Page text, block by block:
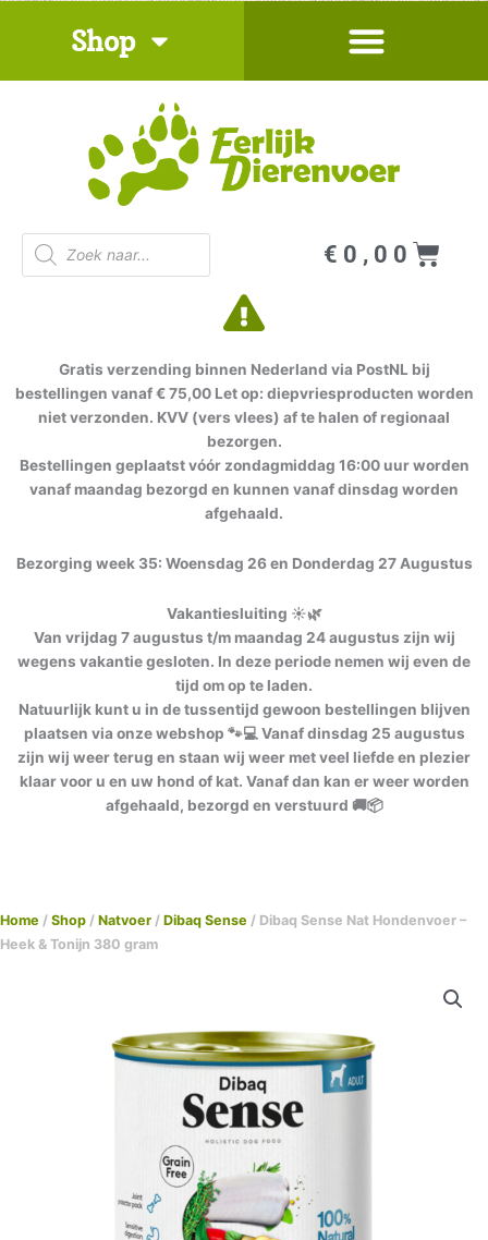
inhoud
Shop
Producten
zoeken
€ 0,00
Gratis verzending binnen Nederland via PostNL bij
bestellingen vanaf € 75,00 Let op: diepvriesproducten worden
niet verzonden. KVV (vers vlees) af te halen of regionaal
bezorgen.
Bestellingen geplaatst vóór zondagmiddag 16:00 uur worden
vanaf maandag bezorgd en kunnen vanaf dinsdag worden
afgehaald.
Bezorging week 35: Woensdag 26 en Donderdag 27 Augustus
Vakantiesluiting ☀️🌿
Van vrijdag 7 augustus t/m maandag 24 augustus zijn wij
wegens vakantie gesloten. In deze periode nemen wij even de
tijd om op te laden.
Natuurlijk kunt u in de tussentijd gewoon bestellingen blijven
plaatsen via onze webshop 🐾💻 Vanaf dinsdag 25 augustus
zijn wij weer terug en staan wij weer met veel liefde en plezier
klaar voor u en uw hond of kat. Vanaf dan kan er weer worden
afgehaald, bezorgd en verstuurd 🚚📦
Home / Shop / Natvoer / Dibaq Sense / Dibaq Sense Nat Hondenvoer –
Heek & Tonijn 380 gram